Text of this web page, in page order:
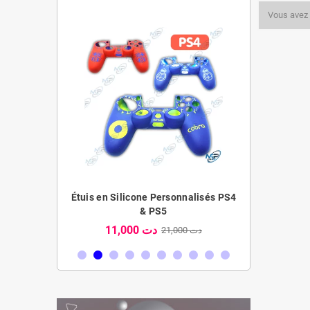
Étuis en Silicone Personnalisés PS4
& PS5
11,000 دت 21,000 دت
Vous